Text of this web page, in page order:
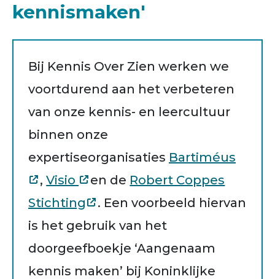
kennismaken'
Bij Kennis Over Zien werken we
voortdurend aan het verbeteren
van onze kennis- en leercultuur
binnen onze
expertiseorganisaties Bartiméus
,Visio en de Robert Coppes
Stichting
. Een voorbeeld hiervan
is het gebruik van het
doorgeefboekje ‘Aangenaam
kennis maken’ bij Koninklijke